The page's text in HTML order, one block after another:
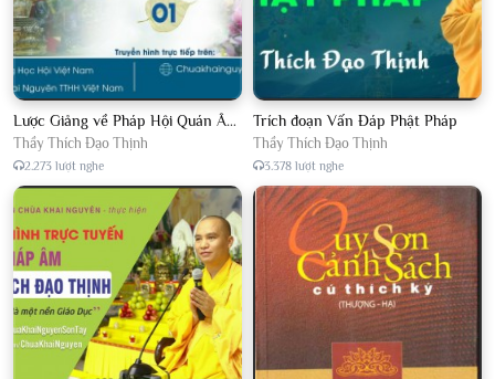
Lược Giảng về Pháp Hội Quán Âm TTHN lần 2
Thầy Thích Đạo Thịnh
2.273 lượt nghe
Trích đoạn Vấn Đáp Phật Pháp
Thầy Thích Đạo Thịnh
3.378 lượt nghe